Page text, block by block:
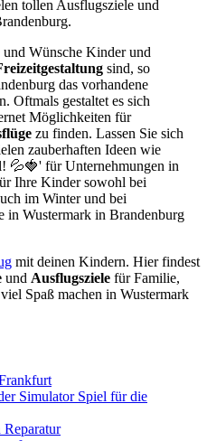
tollen Ausflugsziele und
Wünsche Kinder und
sind, so
das vorhandene
Oftmals gestaltet es sich
Möglichkeiten für
zu finden. Lassen Sie sich
zauberhaften Ideen wie
💦🍓' für Unternehmungen in
Ihre Kinder sowohl bei
im Winter und bei
in Wustermark in Brandenburg
mit deinen Kindern. Hier findest
und Ausflugsziele für Familie,
Spaß machen in Wustermark
Simulator Spiel für die